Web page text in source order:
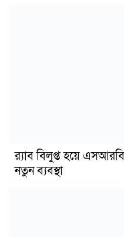
র‍্যাব বিলুপ্ত হয়ে
নতুন ব্যবস্থা